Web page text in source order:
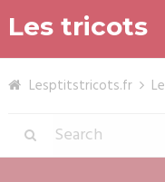
Les tricots
Lesptitstricots.fr